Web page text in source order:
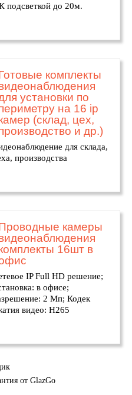
подсветкой до 20м.
комплекты
установки по
на 16 ip
(склад, цех,
и др.)
для склада,
производства
камеры
16шт в
IP Full HD решение;
в офисе;
2 Мп; Кодек
видео: H265
от GlazGo